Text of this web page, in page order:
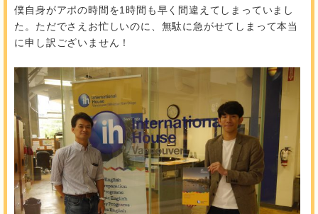
僕自身がアポの時間を1時間も早く間違えてしまっていまし
た。ただでさえお忙しいのに、無駄に急がせてしまって本当
に申し訳ございません！